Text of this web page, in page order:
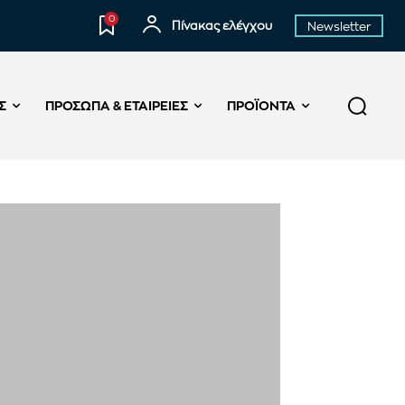
0
Πίνακας ελέγχου Newsletter
ΠΡΌΣΩΠΑ & ΕΤΑΙΡΕΊΕΣ ΠΡΟΪΌΝΤΑ